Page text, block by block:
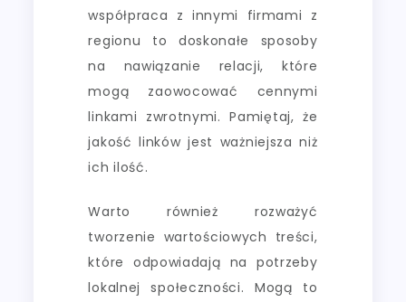
współpraca z innymi firmami z
regionu to doskonałe sposoby
na nawiązanie relacji, które
mogą zaowocować cennymi
linkami zwrotnymi. Pamiętaj, że
jakość linków jest ważniejsza niż
ich ilość.
Warto również rozważyć
tworzenie wartościowych treści,
które odpowiadają na potrzeby
lokalnej społeczności. Mogą to